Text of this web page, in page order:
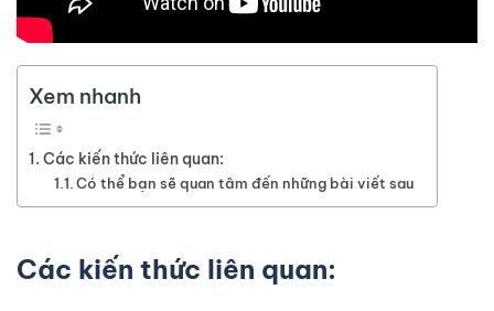
Xem nhanh
Các kiến thức liên quan:
Có thể bạn sẽ quan tâm đến những bài viết sau
Các kiến thức liên quan: